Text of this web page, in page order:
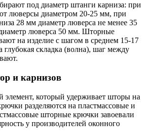
под диаметр штанги карниза: при
люверсы диаметром 20-25 мм, при
28 мм диаметр люверса не менее 35
люверса 50 мм. Шторные
на изделие с шагом в среднем 15-17
глубокая складка (волна), шаг между
и карнизов
элемент, который удерживает шторы на
разделяются на пластмассовые и
шторные крючки завоевали
у производителей оконного